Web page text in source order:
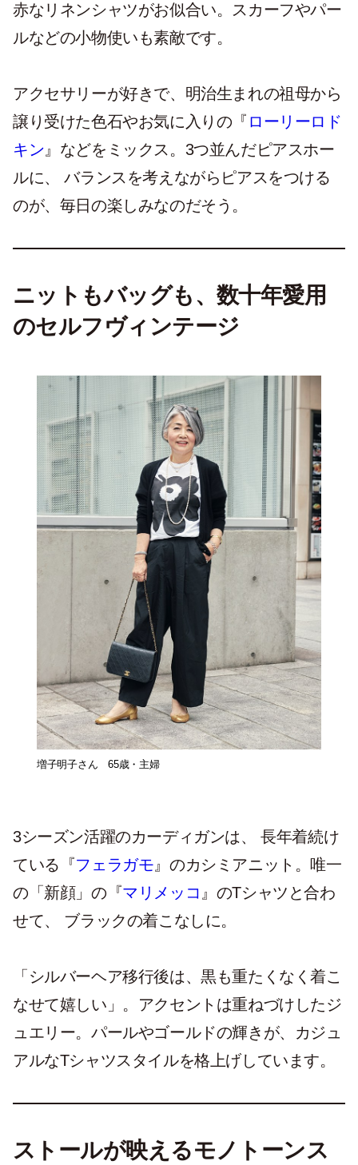
赤なリネンシャツがお似合い。スカーフやパー
ルなどの小物使いも素敵です。
アクセサリーが好きで、明治生まれの祖母から
譲り受けた色石やお気に入りの『 ローリーロド
キン 』などをミックス。3つ並んだピアスホー
ルに、 バランスを考えながらピアスをつける
のが、毎日の楽しみなのだそう。
ニットもバッグも、数十年愛用
のセルフヴィンテージ
増子明子さん 65歳・主婦
3シーズン活躍のカーディガンは、 長年着続け
ている『フェラガモ』のカシミアニット。唯一
の「新顔」の『マリメッコ』のTシャツと合わ
せて、 ブラックの着こなしに。
「シルバーヘア移行後は、黒も重たくなく着こ
なせて嬉しい」。アクセントは重ねづけしたジ
ュエリー。パールやゴールドの輝きが、カジュ
アルなTシャツスタイルを格上げしています。
ストールが映えるモノトーンス